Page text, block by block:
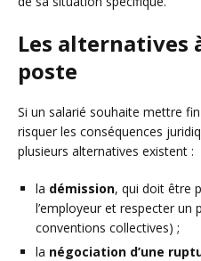
Les alternatives
poste
Si un salarié souhaite mettre
risquer les conséquences
plusieurs alternatives existent :
la démission, qui doit être
l’employeur et respecter un
conventions collectives) ;
la négociation d’une